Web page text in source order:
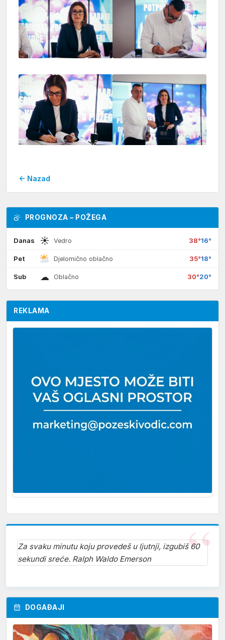
← Nazad
PROGNOZA – POŽEGA
Danas ☀ Vedro 38°16°
Pet Djelomično oblačno 35°18°
Sub ☁ Oblačno 30°20°
REKLAMA
Za svaku minutu koju provedeš u ljutnji, izgubiš 60
sekundi sreće. Ralph Waldo Emerson
DOGAĐAJI